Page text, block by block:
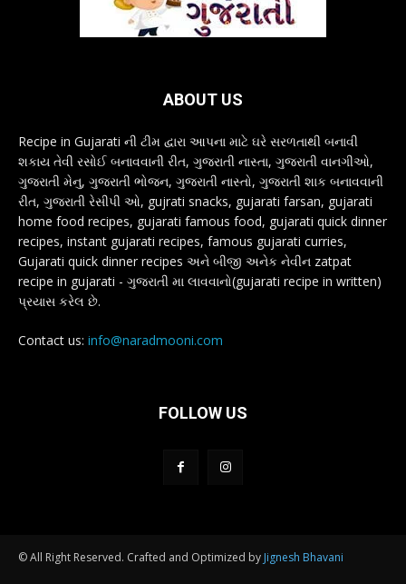
ABOUT US
Recipe in Gujarati ની ટીમ દ્વારા આપના માટે ઘરે સરળતાથી બનાવી
શકાય તેવી રસોઈ બનાવવાની રીત, ગુજરાતી નાસ્તા, ગુજરાતી વાનગીઓ,
ગુજરાતી મેનુ, ગુજરાતી ભોજન, ગુજરાતી નાસ્તો, ગુજરાતી શાક બનાવવાની
રીત, ગુજરાતી રેસીપી ઓ, gujrati snacks, gujarati farsan, gujarati
home food recipes, gujarati famous food, gujarati quick dinner
recipes, instant gujarati recipes, famous gujarati curries,
Gujarati quick dinner recipes અને બીજી અનેક નેવીન zatpat
recipe in gujarati - ગુજરાતી મા લાવવાનો(gujarati recipe in written)
પ્રયાસ કરેલ છે.
Contact us: info@naradmooni.com
FOLLOW US
© All Right Reserved. Crafted and Optimized by Jignesh Bhavani